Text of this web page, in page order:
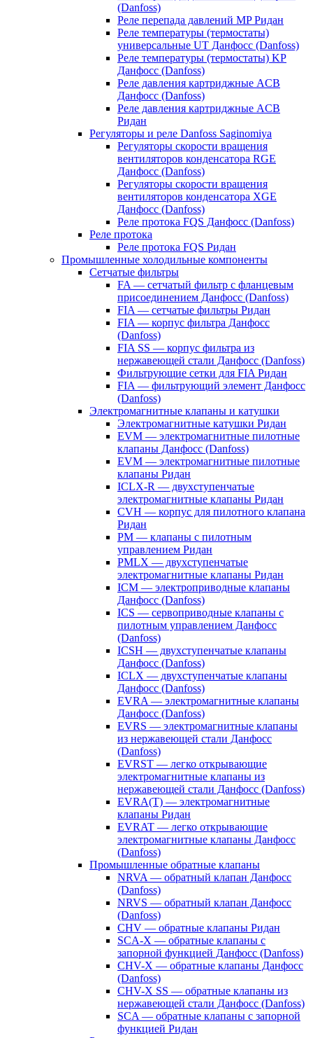
(Danfoss)
Реле перепада давлений MP Ридан
Реле температуры (термостаты)
универсальные UT Данфосс (Danfoss)
Реле температуры (термостаты) KP
Данфосс (Danfoss)
Реле давления картриджные ACB
Данфосс (Danfoss)
Реле давления картриджные ACB
Ридан
Регуляторы и реле Danfoss Saginomiya
Регуляторы скорости вращения
вентиляторов конденсатора RGE
Данфосс (Danfoss)
Регуляторы скорости вращения
вентиляторов конденсатора XGE
Данфосс (Danfoss)
Реле протока FQS Данфосс (Danfoss)
Реле протока
Реле протока FQS Ридан
Промышленные холодильные компоненты
Сетчатые фильтры
FA — сетчатый фильтр с фланцевым
присоединением Данфосс (Danfoss)
FIA — сетчатые фильтры Ридан
FIA — корпус фильтра Данфосс
(Danfoss)
FIA SS — корпус фильтра из
нержавеющей стали Данфосс (Danfoss)
Фильтрующие сетки для FIA Ридан
FIA — фильтрующий элемент Данфосс
(Danfoss)
Электромагнитные клапаны и катушки
Электромагнитные катушки Ридан
EVM — электромагнитные пилотные
клапаны Данфосс (Danfoss)
EVM — электромагнитные пилотные
клапаны Ридан
ICLX-R — двухступенчатые
электромагнитные клапаны Ридан
CVH — корпус для пилотного клапана
Ридан
PM — клапаны с пилотным
управлением Ридан
PMLX — двухступенчатые
электромагнитные клапаны Ридан
ICM — электроприводные клапаны
Данфосс (Danfoss)
ICS — сервоприводные клапаны с
пилотным управлением Данфосс
(Danfoss)
ICSH — двухступенчатые клапаны
Данфосс (Danfoss)
ICLX — двухступенчатые клапаны
Данфосс (Danfoss)
EVRA — электромагнитные клапаны
Данфосс (Danfoss)
EVRS — электромагнитные клапаны
из нержавеющей стали Данфосс
(Danfoss)
EVRST — легко открывающие
электромагнитные клапаны из
нержавеющей стали Данфосс (Danfoss)
EVRA(T) — электромагнитные
клапаны Ридан
EVRAT — легко открывающие
электромагнитные клапаны Данфосс
(Danfoss)
Промышленные обратные клапаны
NRVA — обратный клапан Данфосс
(Danfoss)
NRVS — обратный клапан Данфосс
(Danfoss)
CHV — обратные клапаны Ридан
SCA-X — обратные клапаны с
запорной функцией Данфосс (Danfoss)
CHV-X — обратные клапаны Данфосс
(Danfoss)
CHV-X SS — обратные клапаны из
нержавеющей стали Данфосс (Danfoss)
SCA — обратные клапаны с запорной
функцией Ридан